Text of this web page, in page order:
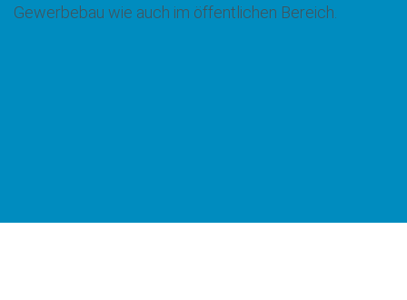
Gewerbebau wie auch im öffentlichen Bereich.